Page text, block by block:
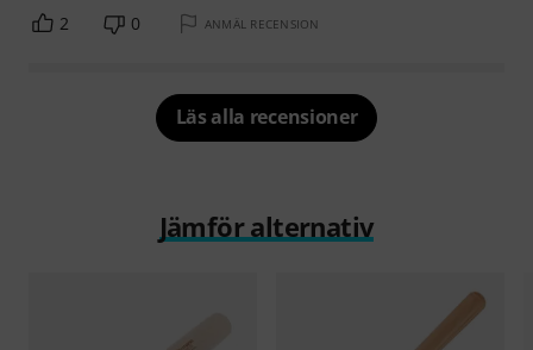
2 0 ANMÄL RECENSION
Läs alla recensioner
Jämför alternativ